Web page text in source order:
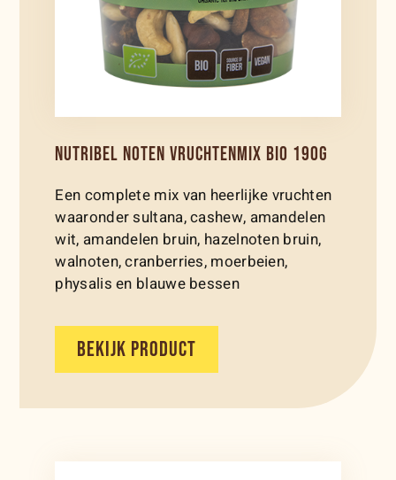
NUTRIBEL NOTEN VRUCHTENMIX BIO 190G
Een complete mix van heerlijke vruchten
waaronder sultana, cashew, amandelen
wit, amandelen bruin, hazelnoten bruin,
walnoten, cranberries, moerbeien,
physalis en blauwe bessen
BEKIJK PRODUCT